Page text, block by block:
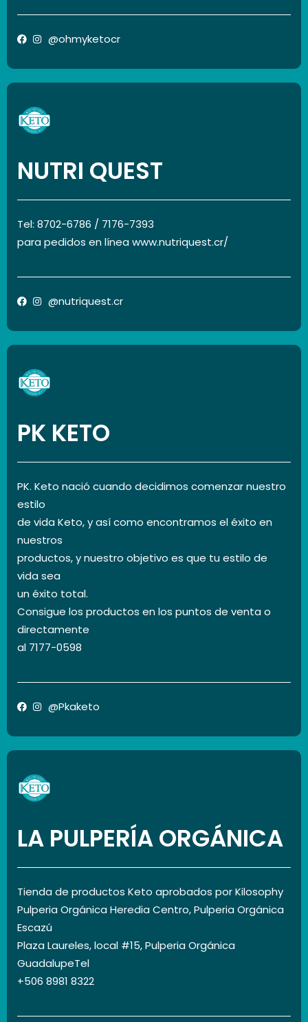
@ohmyketocr
NUTRI QUEST
Tel: 8702-6786 / 7176-7393
para pedidos en línea www.nutriquest.cr/
@nutriquest.cr
PK KETO
PK. Keto nació cuando decidimos comenzar nuestro
estilo
de vida Keto, y así como encontramos el éxito en
nuestros
productos, y nuestro objetivo es que tu estilo de
vida sea
un éxito total.
Consigue los productos en los puntos de venta o
directamente
al 7177-0598
@Pkaketo
LA PULPERÍA ORGÁNICA
Tienda de productos Keto aprobados por Kilosophy
Pulperia Orgánica Heredia Centro, Pulperia Orgánica
Escazú
Plaza Laureles, local #15, Pulperia Orgánica
GuadalupeTel
+506 8981 8322